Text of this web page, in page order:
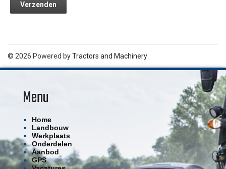
© 2026 Powered byTractors and Machinery
Menu
Home
Landbouw
Werkplaats
Onderdelen
Aanbod
GPS